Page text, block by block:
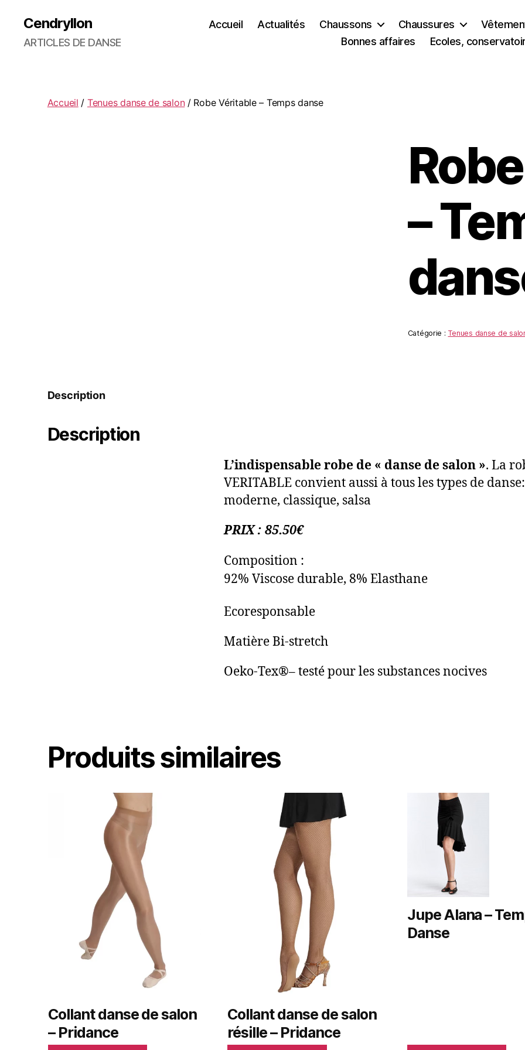
Cendryllon
ARTICLES DE DANSE
Accueil Actualités Chaussons Chaussures
Bonnes affaires
Ecoles,
Accueil / Tenues danse de salon/ Robe Véritable – Temps danse
–
Catégorie : Tenues danse de
Description
Description
L’indispensable robe de « danse de salon ». La
VERITABLE convient aussi à tous les types de danse:
moderne, classique, salsa
PRIX : 85.50€
Composition :
92% Viscose durable, 8% Elasthane
Ecoresponsable
Matière Bi-stretch
Oeko-Tex®– testé pour les substances nocives
Produits similaires
Collant danse de salon
– Pridance
Collant danse de salon
résille – Pridance
Jupe Alana –
Danse